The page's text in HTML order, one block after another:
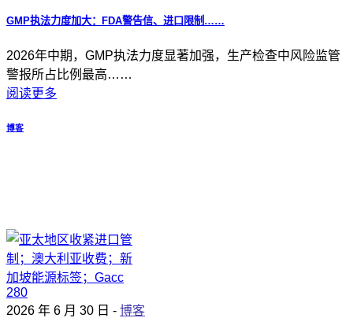
GMP执法力度加大：FDA警告信、进口限制……
2026年中期，GMP执法力度显著加强，生产检查中风险监管
警报所占比例最高……
阅读更多
博客
2026 年 6 月 30 日 - 博客